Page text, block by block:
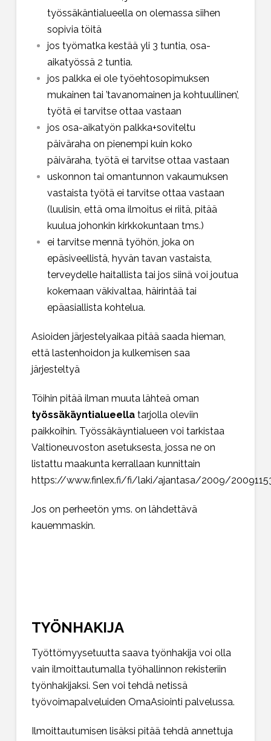
työssäkäntialueella on olemassa siihen
sopivia töitä
jos työmatka kestää yli 3 tuntia, osa-
aikatyössä 2 tuntia.
jos palkka ei ole työehtosopimuksen
mukainen tai ’tavanomainen ja kohtuullinen’,
työtä ei tarvitse ottaa vastaan
jos osa-aikatyön palkka+soviteltu
päiväraha on pienempi kuin koko
päiväraha, työtä ei tarvitse ottaa vastaan
uskonnon tai omantunnon vakaumuksen
vastaista työtä ei tarvitse ottaa vastaan
(luulisin, että oma ilmoitus ei riitä, pitää
kuulua johonkin kirkkokuntaan tms.)
ei tarvitse mennä työhön, joka on
epäsiveellistä, hyvän tavan vastaista,
terveydelle haitallista tai jos siinä voi joutua
kokemaan väkivaltaa, häirintää tai
epäasiallista kohtelua.
Asioiden järjestelyaikaa pitää saada hieman,
että lastenhoidon ja kulkemisen saa
järjesteltyä
Töihin pitää ilman muuta lähteä oman
työssäkäyntialueellatarjolla oleviin
paikkoihin. Työssäkäyntialueen voi tarkistaa
Valtioneuvoston asetuksesta, jossa ne on
listattu maakunta kerrallaan kunnittain
https://www.finlex.fi/fi/laki/ajantasa/2009/
Jos on perheetön yms. on lähdettävä
kauemmaskin.
TYÖNHAKIJA
Työttömyysetuutta saava työnhakija voi olla
vain ilmoittautumalla työhallinnon rekisteriin
työnhakijaksi. Sen voi tehdä netissä
työvoimapalveluiden OmaAsiointi palvelussa.
Ilmoittautumisen lisäksi pitää tehdä annettuja